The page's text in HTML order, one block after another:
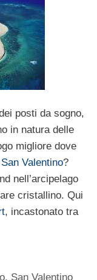
posti da sogno,
in natura delle
migliore dove
San Valentino?
nell’arcipelago
cristallino. Qui
, incastonato tra
, San Valentino